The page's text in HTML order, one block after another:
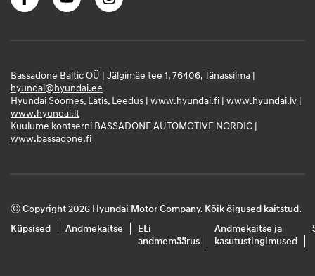
Bassadone Baltic OÜ | Jälgimäe tee 1, 76406, Tänassilma |
hyundai@hyundai.ee
Hyundai Soomes, Lätis, Leedus | www.hyundai.fi | www.hyundai.lv |
www.hyundai.lt
Kuulume kontserni BASSADONE AUTOMOTIVE NORDIC |
www.bassadone.fi
Ⓒ Copyright 2026 Hyundai Motor Company. Kõik õigused kaitstud.
Küpsised
Andmekaitse
ELi
andmemäärus
Andmekaitse ja
kasutustingimused